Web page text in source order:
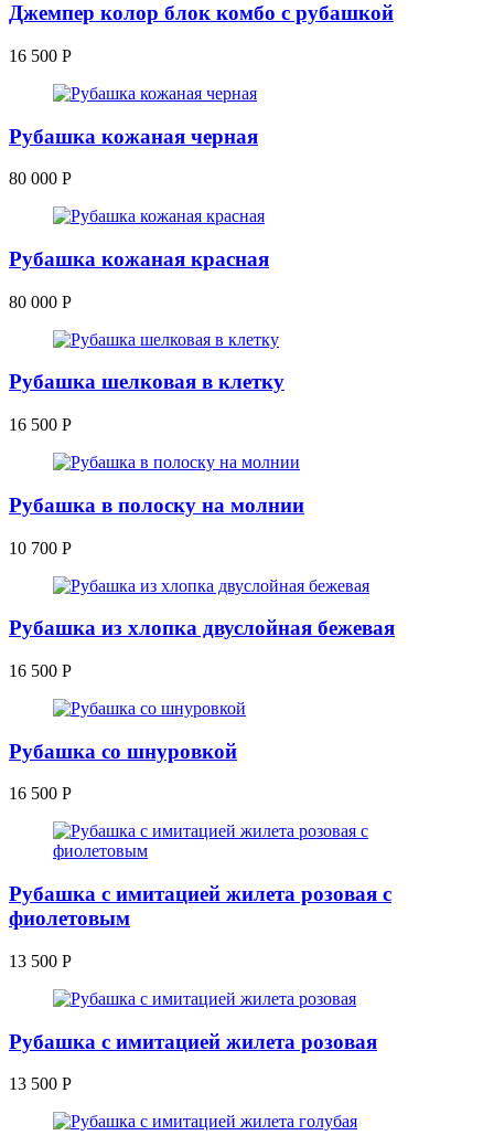
Джемпер колор блок комбо с рубашкой
16 500 Р
Рубашка кожаная черная
80 000 Р
Рубашка кожаная красная
80 000 Р
Рубашка шелковая в клетку
16 500 Р
Рубашка в полоску на молнии
10 700 Р
Рубашка из хлопка двуслойная бежевая
16 500 Р
Рубашка со шнуровкой
16 500 Р
Рубашка с имитацией жилета розовая с
фиолетовым
13 500 Р
Рубашка с имитацией жилета розовая
13 500 Р